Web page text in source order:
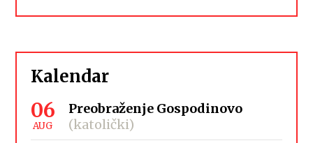
Kalendar
06
AUG
Preobraženje Gospodinovo
(katolički)